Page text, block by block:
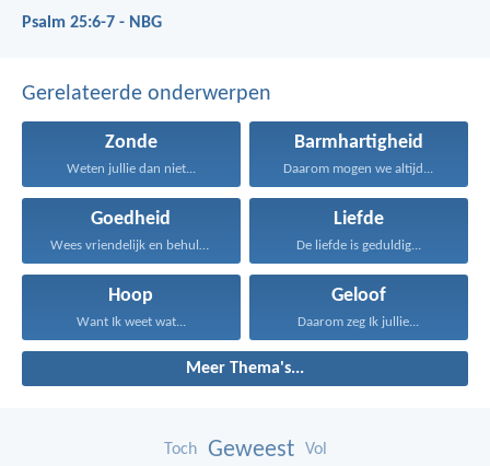
Psalm 25:6-7 - NBG
Gerelateerde onderwerpen
Zonde
Weten jullie dan niet...
Barmhartigheid
Daarom mogen we altijd...
Goedheid
Wees vriendelijk en behulpzaam...
Liefde
De liefde is geduldig...
Hoop
Want Ik weet wat...
Geloof
Daarom zeg Ik jullie...
Meer Thema's...
Toch Geweest Vol